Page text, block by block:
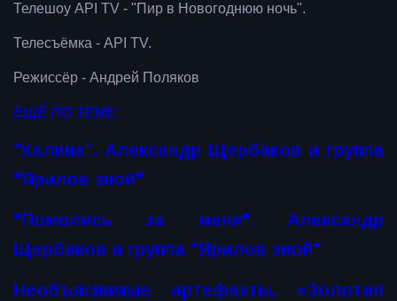
Телешоу API TV - "Пир в Новогоднюю ночь".
Телесъёмка - API TV.
Режиссёр - Андрей Поляков
ЕЩЁ ПО ТЕМЕ:
"Калина". Александр Щербаков и группа
"Ярилов зной"
"Помолись за меня". Александр
Щербаков и группа "Ярилов зной"
Необъяснимые артефакты. «Золотая